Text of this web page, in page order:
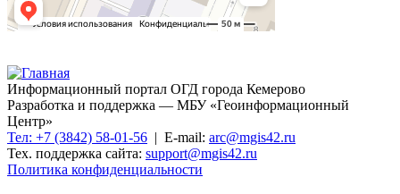
Информационный портал ОГД города Кемерово
Разработка и поддержка — МБУ «Геоинформационный
Центр»
Тел: +7 (3842) 58-01-56 | E-mail: arc@mgis42.ru
Тех. поддержка сайта: support@mgis42.ru
Политика конфиденциальности